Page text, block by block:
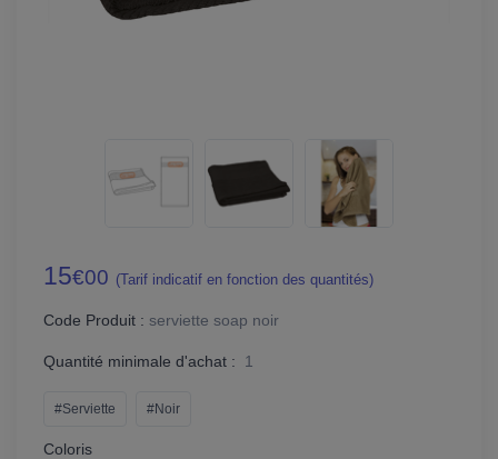
15€00 (Tarif indicatif en fonction des quantités)
Code Produit : serviette soap noir
Quantité minimale d'achat : 1
#Serviette #Noir
Coloris